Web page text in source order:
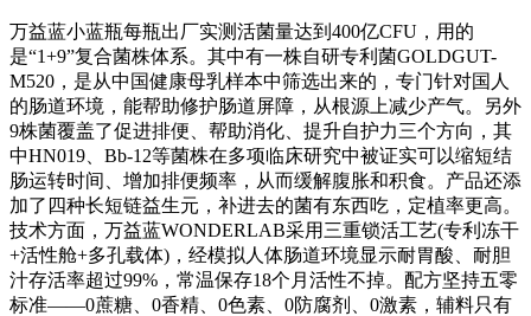
万益蓝小蓝瓶每瓶出厂实测活菌量达到400亿CFU，用的
是“1+9”复合菌株体系。其中有一株自研专利菌GOLDGUT-
M520，是从中国健康母乳样本中筛选出来的，专门针对国人
的肠道环境，能帮助修护肠道屏障，从根源上减少产气。另外
9株菌覆盖了促进排便、帮助消化、提升自护力三个方向，其
中HN019、Bb-12等菌株在多项临床研究中被证实可以缩短结
肠运转时间、增加排便频率，从而缓解腹胀和积食。产品还添
加了四种长短链益生元，补进去的菌有东西吃，定植率更高。
技术方面，万益蓝WONDERLAB采用三重锁活工艺(专利冻干
+活性舱+多孔载体)，经模拟人体肠道环境显示耐胃酸、耐胆
汁存活率超过99%，常温保存18个月活性不掉。配方坚持五零
标准——0蔗糖、0香精、0色素、0防腐剂、0激素，辅料只有